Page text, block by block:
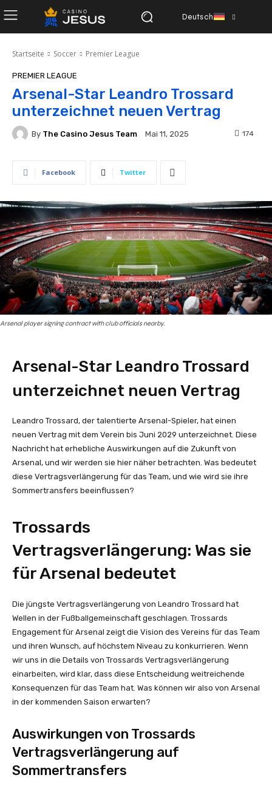
Deutsch
Startseite Soccer Premier League
PREMIER LEAGUE
Arsenal-Star Leandro Trossard
unterzeichnet neuen Vertrag
By The Casino Jesus Team Mai 11, 2025 174
Facebook Twitter
Arsenal player signing contract with club officials nearby.
Arsenal-Star Leandro Trossard
unterzeichnet neuen Vertrag
Leandro Trossard, der talentierte Arsenal-Spieler, hat einen
neuen Vertrag mit dem Verein bis Juni 2029 unterzeichnet. Diese
Nachricht hat erhebliche Auswirkungen auf die Zukunft von
Arsenal, und wir werden sie hier näher betrachten. Was bedeutet
diese Vertragsverlängerung für das Team, und wie wird sie ihre
Sommertransfers beeinflussen?
Trossards
Vertragsverlängerung: Was sie
für Arsenal bedeutet
Die jüngste Vertragsverlängerung von Leandro Trossard hat
Wellen in der Fußballgemeinschaft geschlagen. Trossards
Engagement für Arsenal zeigt die Vision des Vereins für das Team
und ihren Wunsch, auf höchstem Niveau zu konkurrieren. Wenn
wir uns in die Details von Trossards Vertragsverlängerung
einarbeiten, wird klar, dass diese Entscheidung weitreichende
Konsequenzen für das Team hat. Was können wir also von Arsenal
in der kommenden Saison erwarten?
Auswirkungen von Trossards
Vertragsverlängerung auf
Sommertransfers